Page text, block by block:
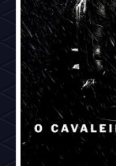
Referência:O
Nome:
Descrição:Este
Preço catalogo:
Código:
Referência: